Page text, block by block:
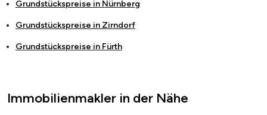
Grundstückspreise in Nürnberg
Grundstückspreise in Zirndorf
Grundstückspreise in Fürth
Immobilienmakler in der Nähe